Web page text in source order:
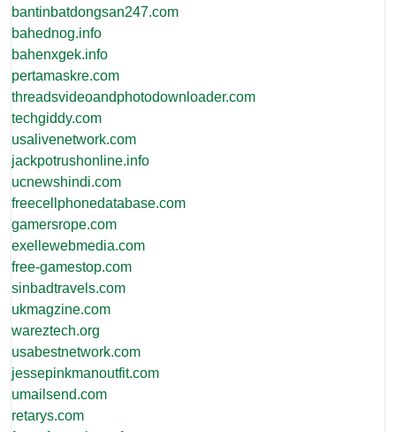
bantinbatdongsan247.com
bahednog.info
bahenxgek.info
pertamaskre.com
threadsvideoandphotodownloader.com
techgiddy.com
usalivenetwork.com
jackpotrushonline.info
ucnewshindi.com
freecellphonedatabase.com
gamersrope.com
exellewebmedia.com
free-gamestop.com
sinbadtravels.com
ukmagzine.com
wareztech.org
usabestnetwork.com
jessepinkmanoutfit.com
umailsend.com
retarys.com